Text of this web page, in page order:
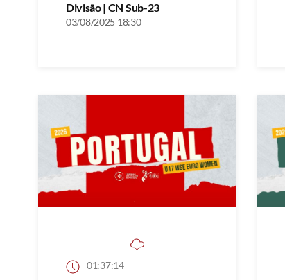
Divisão | CN Sub-23
03/08/2025 18:30
01:37:14